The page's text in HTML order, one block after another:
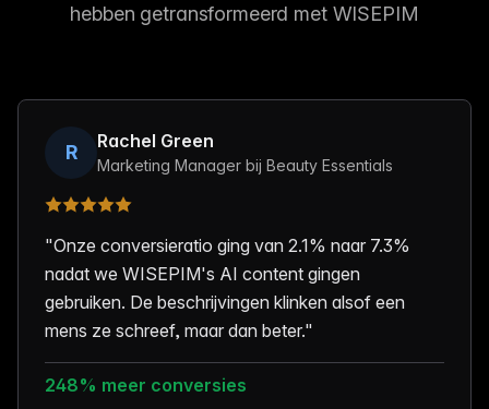
hebben getransformeerd met WISEPIM
R Rachel Green
Marketing Manager bij Beauty Essentials
"Onze conversieratio ging van 2.1% naar 7.3%
nadat we WISEPIM's AI content gingen
gebruiken. De beschrijvingen klinken alsof een
mens ze schreef, maar dan beter."
248% meer conversies